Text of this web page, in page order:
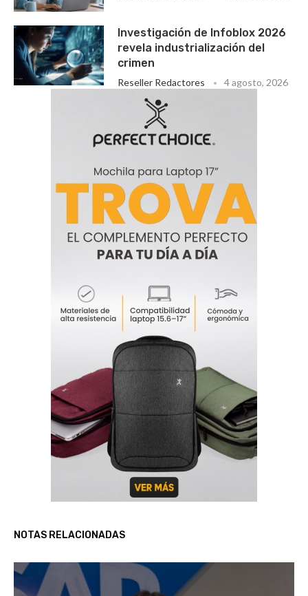
Investigación de Infoblox 2026
revela industrialización del
crimen
Reseller Redactores 4 agosto, 2026
NOTAS RELACIONADAS